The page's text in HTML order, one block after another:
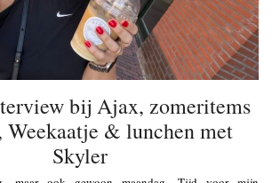
bij Ajax, zomeritems
Weekaatje & lunchen met
Skyler